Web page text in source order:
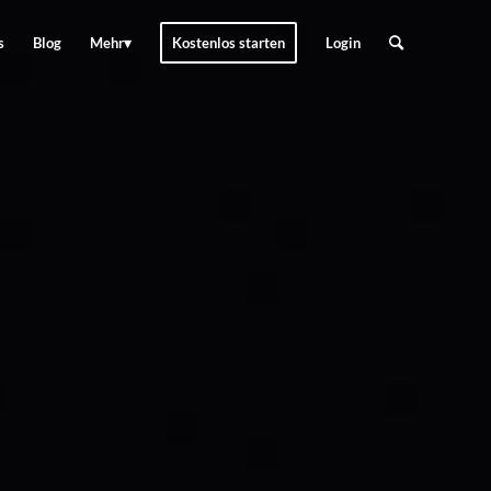
Blog Mehr Kostenlos starten Login